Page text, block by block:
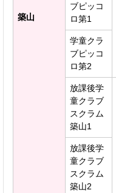
築山
ブピッコ
ロ第1
学童クラ
ブピッコ
ロ第2
放課後学
童クラブ
スクラム
築山1
放課後学
童クラブ
スクラム
築山2